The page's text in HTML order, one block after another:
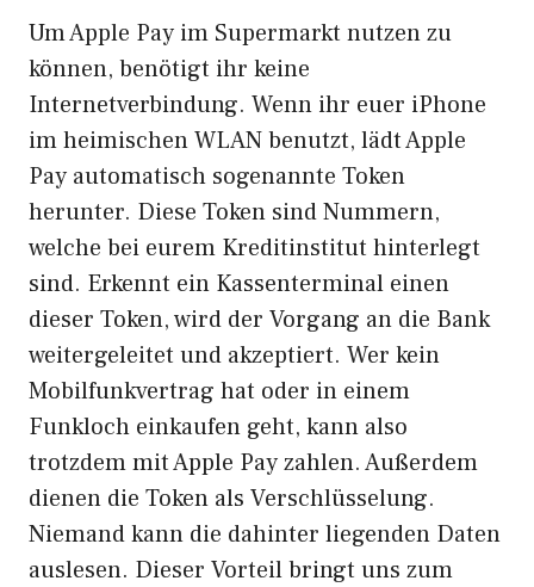
Um Apple Pay im Supermarkt nutzen zu
können, benötigt ihr keine
Internetverbindung. Wenn ihr euer iPhone
im heimischen WLAN benutzt, lädt Apple
Pay automatisch sogenannte Token
herunter. Diese Token sind Nummern,
welche bei eurem Kreditinstitut hinterlegt
sind. Erkennt ein Kassenterminal einen
dieser Token, wird der Vorgang an die Bank
weitergeleitet und akzeptiert. Wer kein
Mobilfunkvertrag hat oder in einem
Funkloch einkaufen geht, kann also
trotzdem mit Apple Pay zahlen. Außerdem
dienen die Token als Verschlüsselung.
Niemand kann die dahinter liegenden Daten
auslesen. Dieser Vorteil bringt uns zum